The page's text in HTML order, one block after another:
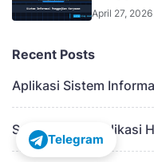
April 27, 2026
Recent Posts
Aplikasi Sistem
Source Code Aplikasi
Telegram